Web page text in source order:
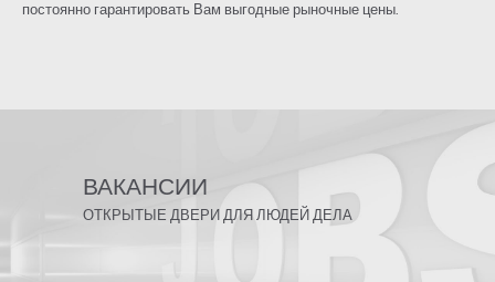
постоянно гарантировать Вам выгодные рыночные цены.
ВАКАНСИИ
ОТКРЫТЫЕ ДВЕРИ ДЛЯ ЛЮДЕЙ ДЕЛА